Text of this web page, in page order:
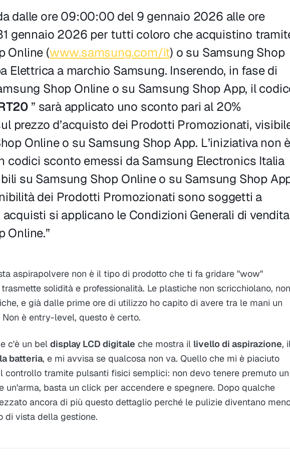
dalle ore 09:00:00 del 9 gennaio 2026 alle ore
gennaio 2026 per tutti coloro che acquistino
Online (www.samsung.com/it) o su Samsung Shop
Elettrica a marchio Samsung. Inserendo, in fase di
Shop Online o su Samsung Shop App, il
” sarà applicato uno sconto pari al 20%
prezzo d’acquisto dei Prodotti Promozionati,
Online o su Samsung Shop App. L’iniziativa non è
codici sconto emessi da Samsung Electronics Italia
su Samsung Shop Online o su Samsung Shop
dei Prodotti Promozionati sono soggetti a
si applicano le Condizioni Generali di
Online.”
aspirapolvere non è il tipo di prodotto che ti fa gridare "wow"
solidità e professionalità. Le plastiche non scricchiolano, non
e già dalle prime ore di utilizzo ho capito di avere tra le mani un
è entry-level, questo è certo.
c'è un bel display LCD digitale che mostra il livello di aspirazione,
batteria, e mi avvisa se qualcosa non va. Quello che mi è piaciuto
controllo tramite pulsanti fisici semplici: non devo tenere premuto un
un'arma, basta un click per accendere e spegnere. Dopo qualche
ancora di più questo dettaglio perché le pulizie diventano
di vista della gestione.